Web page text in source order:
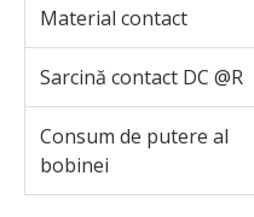
Material contact
Sarcină contact DC @R
Consum de putere al
bobinei